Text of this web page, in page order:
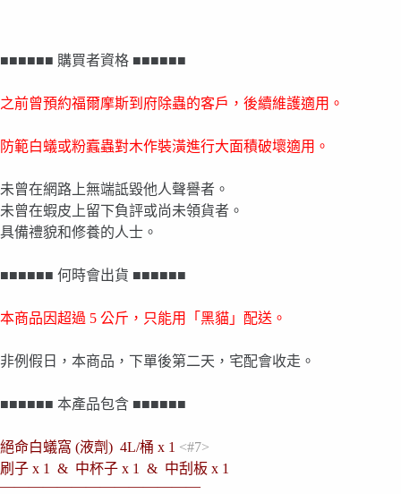
■■■■■■ 購買者資格 ■■■■■■
之前曾預約福爾摩斯到府除蟲的客戶，後續維護適用。
防範白蟻或粉蠧蟲對木作裝潢進行大面積破壞適用。
未曾在網路上無端詆毀他人聲譽者。
未曾在蝦皮上留下負評或尚未領貨者。
具備禮貌和修養的人士。
■■■■■■ 何時會出貨 ■■■■■■
本商品因超過 5 公斤，只能用「黑貓」配送。
非例假日，本商品，下單後第二天，宅配會收走。
■■■■■■ 本產品包含 ■■■■■■
絕命白蟻窩 (液劑) 4L/桶 x 1 <#7>
刷子 x 1 & 中杯子 x 1 & 中刮板 x 1
——————————————